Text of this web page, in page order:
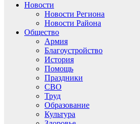
Новости
Новости Региона
Новости Района
Общество
Армия
Благоустройство
История
Помощь
Праздники
СВО
Труд
Образование
Культура